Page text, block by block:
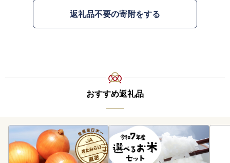
返礼品不要の寄附をする
おすすめ返礼品